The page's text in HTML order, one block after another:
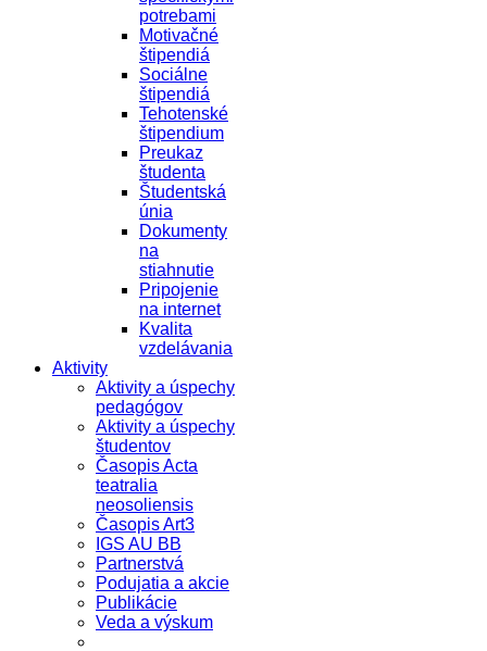
potrebami
Motivačné
štipendiá
Sociálne
štipendiá
Tehotenské
štipendium
Preukaz
študenta
Študentská
únia
Dokumenty
na
stiahnutie
Pripojenie
na internet
Kvalita
vzdelávania
Aktivity
Aktivity a úspechy
pedagógov
Aktivity a úspechy
študentov
Časopis Acta
teatralia
neosoliensis
Časopis Art3
IGS AU BB
Partnerstvá
Podujatia a akcie
Publikácie
Veda a výskum